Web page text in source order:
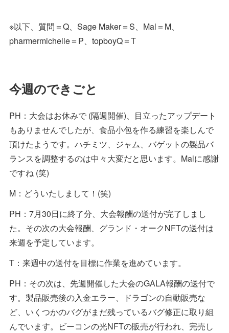
※以下、質問＝Q、Sage Maker＝S、Mal＝M、
pharmermichelle＝P、topboyQ＝T
今週のできごと
PH：大会はお休みで (隔週開催)、目立ったアップデート
もありませんでしたが、食品小包を作る練習を楽しんで
頂けたようです。ハチミツ、ジャム、バゲットの製品バ
ランスを調整するのは中々大変だと思います。Malに感謝
ですね (笑)
M：どういたしまして！(笑)
PH：7月30日に終了分、大会報酬の送付が完了しまし
た。その次の大会報酬、グランド・オークNFTの送付は
来週を予定しています。
T：来週中の送付を目標に作業を進めています。
PH：その次は、先週開催した大会のGALA報酬の送付で
す。製品販売後の入金エラー、ドラゴンの自動販売な
ど、いくつかのバグがまだ残っているバグ修正に取り組
んでいます。ビーコンの光NFTの販売が行われ、完売し